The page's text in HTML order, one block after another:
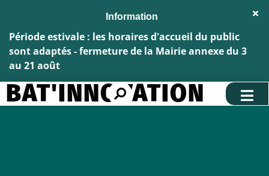
Aller à la recherche
Période estivale : les horaires d'accueil du public
sont adaptés - fermeture de la Mairie annexe du 3
au 21 août
BAT'INNOVATION
Rechercher
sur
le